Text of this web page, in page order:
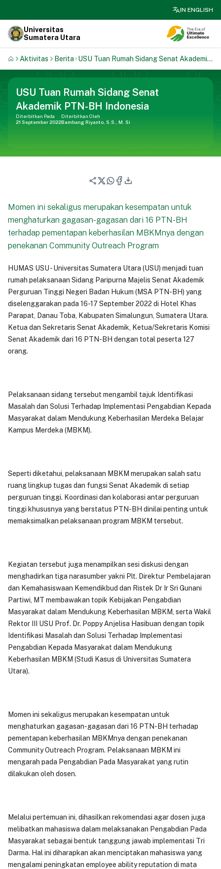
IN ENGLISH
Universitas
Sumatera Utara
Aktivitas Berita USU Tuan Rumah Sidang Senat Akademik
PTN-BH Indonesia
USU Tuan Rumah Sidang Senat
Akademik PTN-BH Indonesia
Diterbitkan Pada
21 September 2022
Diterbitkan Oleh
Bambang Riyanto, S.S., M. Si
Momen ini sekaligus merupakan kesempatan untuk
menghaturkan gagasan-gagasan dari 16 PTN-BH
terhadap pementapan keberhasilan MBKMnya dengan
penekanan Community Outreach Program
HUMAS USU - Universitas Sumatera Utara (USU) menjadi tuan
rumah pelaksanaan Sidang Paripurna Majelis Senat Akademik
Perguruan Tinggi Negeri Badan Hukum (MSA PTN-BH) yang
diselenggarakan pada 16-17 September 2022 di Hotel Khas
Parapat, Danau Toba, Kabupaten Simalungun, Sumatera Utara.
Ketua dan Sekretaris Senat Akademik, Ketua/Sekretaris Komisi
Senat Akademik dari 16 PTN-BH dengan total peserta 127
orang.
Pelaksanaan sidang tersebut mengambil tajuk Identifikasi
Masalah dan Solusi Terhadap Implementasi Pengabdian Kepada
Masyarakat dalam Mendukung Keberhasilan Merdeka Belajar
Kampus Merdeka (MBKM).
Seperti diketahui, pelaksanaan MBKM merupakan salah satu
ruang lingkup tugas dan fungsi Senat Akademik di setiap
perguruan tinggi. Koordinasi dan kolaborasi antar perguruan
tinggi khususnya yang berstatus PTN-BH dinilai penting untuk
memaksimalkan pelaksanaan program MBKM tersebut.
Kegiatan tersebut juga menampilkan sesi diskusi dengan
menghadirkan tiga narasumber yakni Plt. Direktur Pembelajaran
dan Kemahasiswaan Kemendikbud dan Ristek Dr Ir Sri Gunani
Partiwi, MT membawakan topik Kebijakan Pengabdian
Masyarakat dalam Mendukung Keberhasilan MBKM, serta Wakil
Rektor III USU Prof. Dr. Poppy Anjelisa Hasibuan dengan topik
Identifikasi Masalah dan Solusi Terhadap Implementasi
Pengabdian Kepada Masyarakat dalam Mendukung
Keberhasilan MBKM (Studi Kasus di Universitas Sumatera
Utara).
Momen ini sekaligus merupakan kesempatan untuk
menghaturkan gagasan-gagasan dari 16 PTN-BH terhadap
pementapan keberhasilan MBKMnya dengan penekanan
Community Outreach Program. Pelaksanaan MBKM ini
mengarah pada Pengabdian Pada Masyarakat yang rutin
dilakukan oleh dosen.
Melalui pertemuan ini, dihasilkan rekomendasi agar dosen juga
melibatkan mahasiswa dalam melaksanakan Pengabdian Pada
Masyarakat sebagai bentuk tanggung jawab implementasi Tri
Darma. Hal ini diharapkan akan menciptakan mahasiswa yang
mengalami peningkatan employee ability reputation di mata